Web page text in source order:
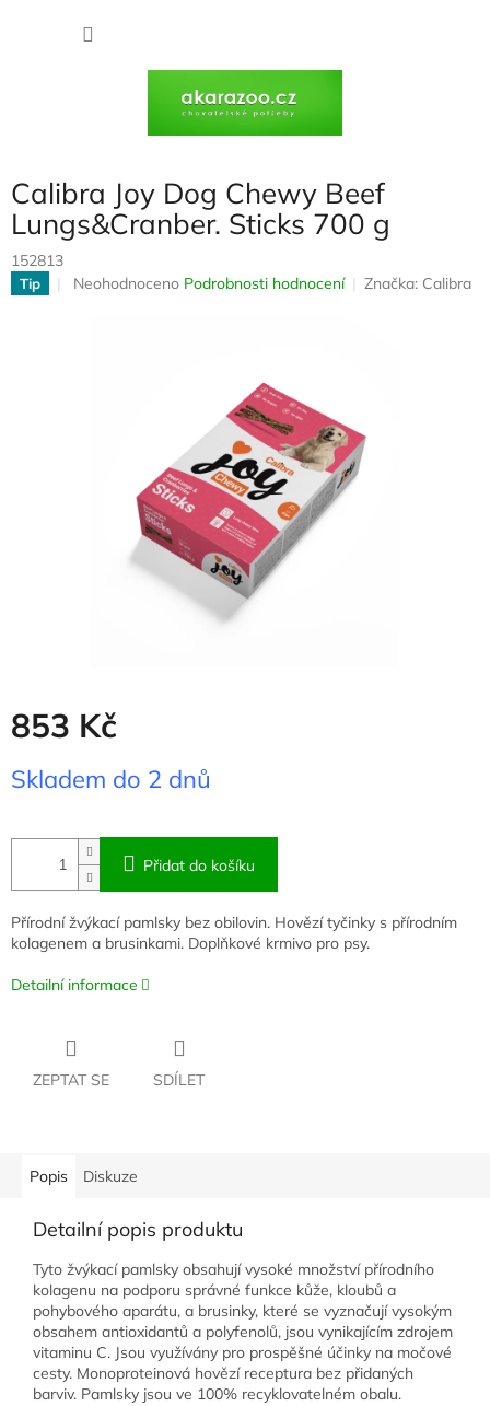
Calibra Joy Dog Chewy Beef
Lungs&Cranber. Sticks 700 g
152813
Tip
Průměrné
Neohodnoceno Podrobnosti hodnocení Značka: Calibra
853 Kč
cena:
Skladem do 2 dnů
Přidat do košíku
Přírodní žvýkací pamlsky bez obilovin. Hovězí tyčinky s přírodním
kolagenem a brusinkami. Doplňkové krmivo pro psy.
Detailní informace
ZEPTAT SE SDÍLET
Popis Diskuze
Detailní popis produktu
Tyto žvýkací pamlsky obsahují vysoké množství přírodního
kolagenu na podporu správné funkce kůže, kloubů a
pohybového aparátu, a brusinky, které se vyznačují vysokým
obsahem antioxidantů a polyfenolů, jsou vynikajícím zdrojem
vitaminu C. Jsou využívány pro prospěšné účinky na močové
cesty. Monoproteinová hovězí receptura bez přidaných
barviv. Pamlsky jsou ve 100% recyklovatelném obalu.